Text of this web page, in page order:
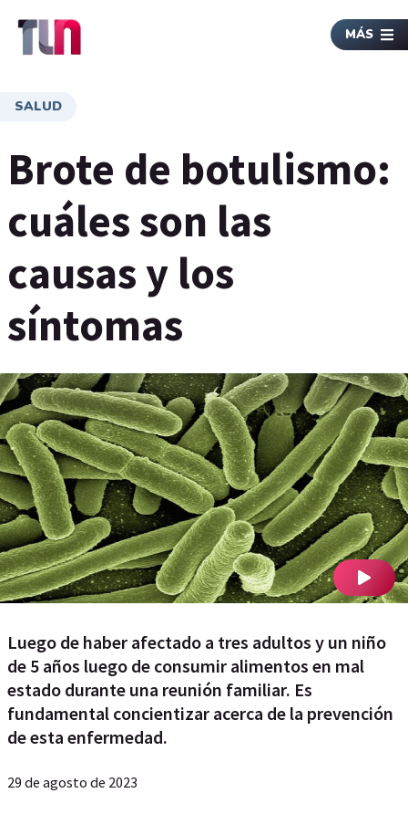
MÁS
SALUD
Brote de botulismo:
cuáles son las
causas y los
síntomas
Luego de haber afectado a tres adultos y un niño
de 5 años luego de consumir alimentos en mal
estado durante una reunión familiar. Es
fundamental concientizar acerca de la prevención
de esta enfermedad.
29 de agosto de 2023